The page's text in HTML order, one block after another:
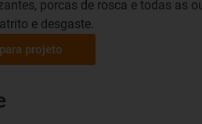
porcas de rosca e todas as
e desgaste.
projeto